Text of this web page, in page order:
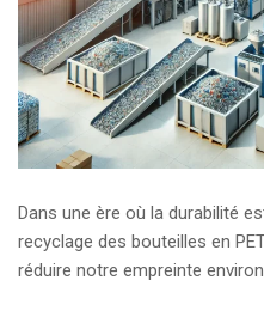
Dans une ère où la durabilité
recyclage des bouteilles en
réduire notre empreinte